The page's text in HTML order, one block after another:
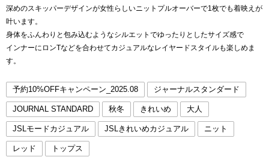
深めのスキッパーデザインが女性らしいニットプルオーバーで1枚でも着映えが
叶います。
身体をふんわりと包み込むようなシルエットでゆったりとしたサイズ感で
インナーにロンTなどを合わせてカジュアルなレイヤードスタイルも楽しめま
す。
予約10%OFFキャンペーン_2025.08 ジャーナルスタンダード
JOURNAL STANDARD 秋冬 きれいめ 大人
JSLモードカジュアル JSLきれいめカジュアル ニット
レッド トップス